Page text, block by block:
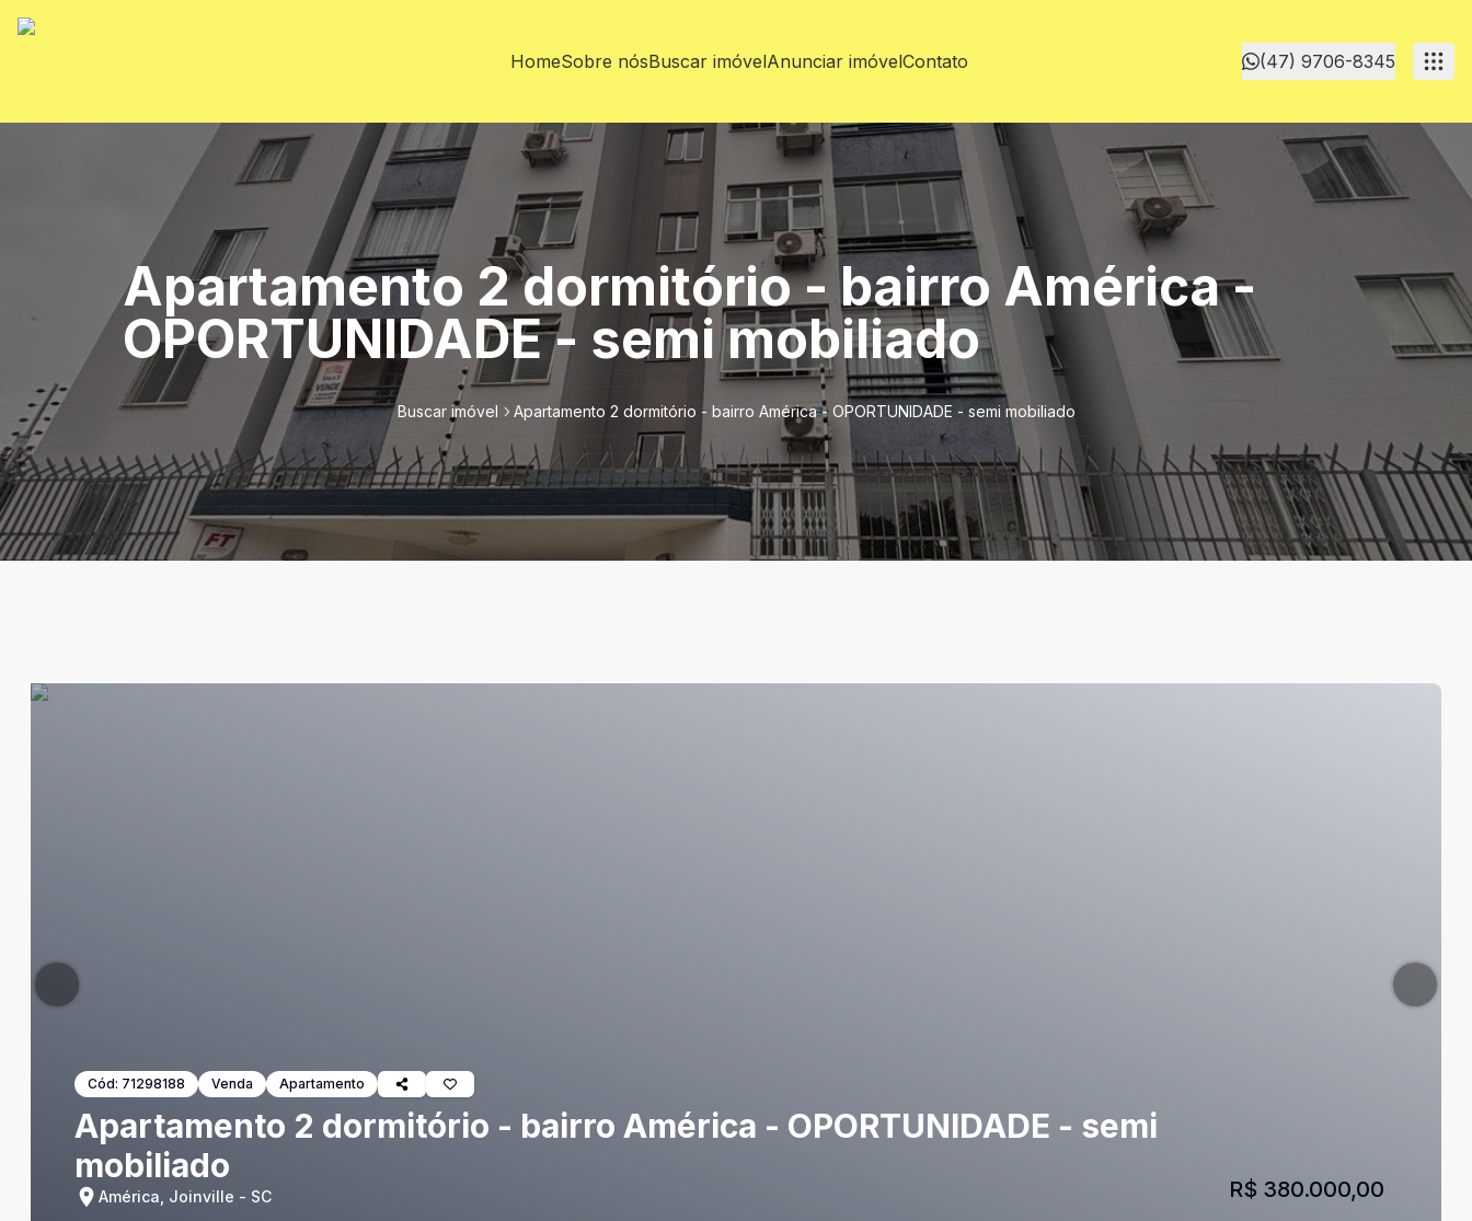
HomeSobre nósBuscar imóvelAnunciar imóvelContato (47) 9706-8345
Apartamento 2 dormitório - bairro América -
OPORTUNIDADE - semi mobiliado
Buscar imóvel Apartamento 2 dormitório - bairro América - OPORTUNIDADE - semi mobiliado
Cód: 71298188 Venda Apartamento
Apartamento 2 dormitório - bairro América - OPORTUNIDADE - semi
mobiliado
América, Joinville - SC R$ 380.000,00